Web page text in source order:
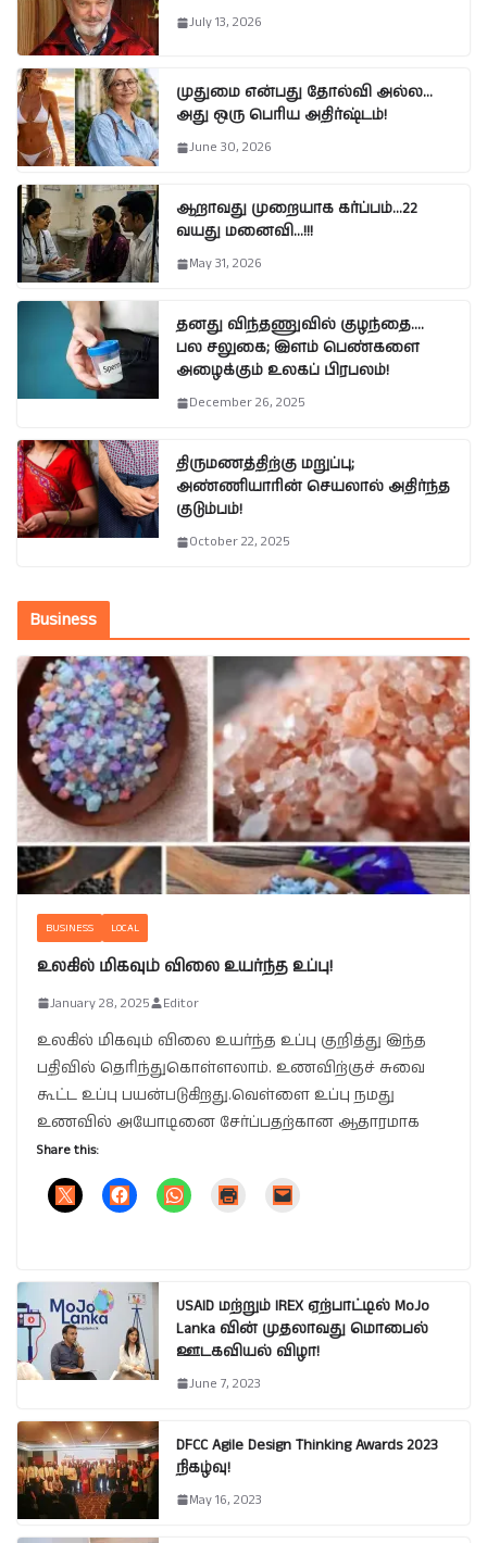
July 13, 2026
முதுமை என்பது தோல்வி அல்ல…
அது ஒரு பெரிய அதிர்ஷ்டம்!
June 30, 2026
ஆறாவது முறையாக கர்ப்பம்…22
வயது மனைவி…!!!
May 31, 2026
தனது விந்தணுவில் குழந்தை….
பல சலுகை; இளம் பெண்களை
அழைக்கும் உலகப் பிரபலம்!
December 26, 2025
திருமணத்திற்கு மறுப்பு;
அண்ணியாரின் செயலால் அதிர்ந்த
குடும்பம்!
October 22, 2025
Business
BUSINESS LOCAL
உலகில் மிகவும் விலை உயர்ந்த உப்பு!
January 28, 2025 Editor
உலகில் மிகவும் விலை உயர்ந்த உப்பு குறித்து இந்த
பதிவில் தெரிந்துகொள்ளலாம். உணவிற்குச் சுவை
கூட்ட உப்பு பயன்படுகிறது.வெள்ளை உப்பு நமது
உணவில் அயோடினை சேர்ப்பதற்கான ஆதாரமாக
Share this:
USAID மற்றும் IREX ஏற்பாட்டில் MoJo
Lanka வின் முதலாவது மொபைல்
ஊடகவியல் விழா!
June 7, 2023
DFCC Agile Design Thinking Awards 2023
நிகழ்வு!
May 16, 2023